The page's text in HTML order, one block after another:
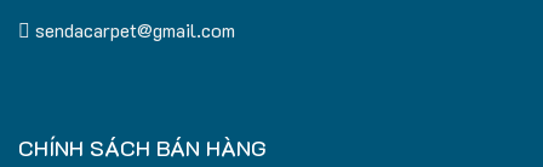
sendacarpet@gmail.com
CHÍNH SÁCH BÁN HÀNG